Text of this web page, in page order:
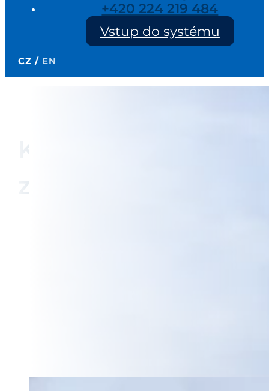
+420 224 219 484
Vstup do systému
CZ / EN